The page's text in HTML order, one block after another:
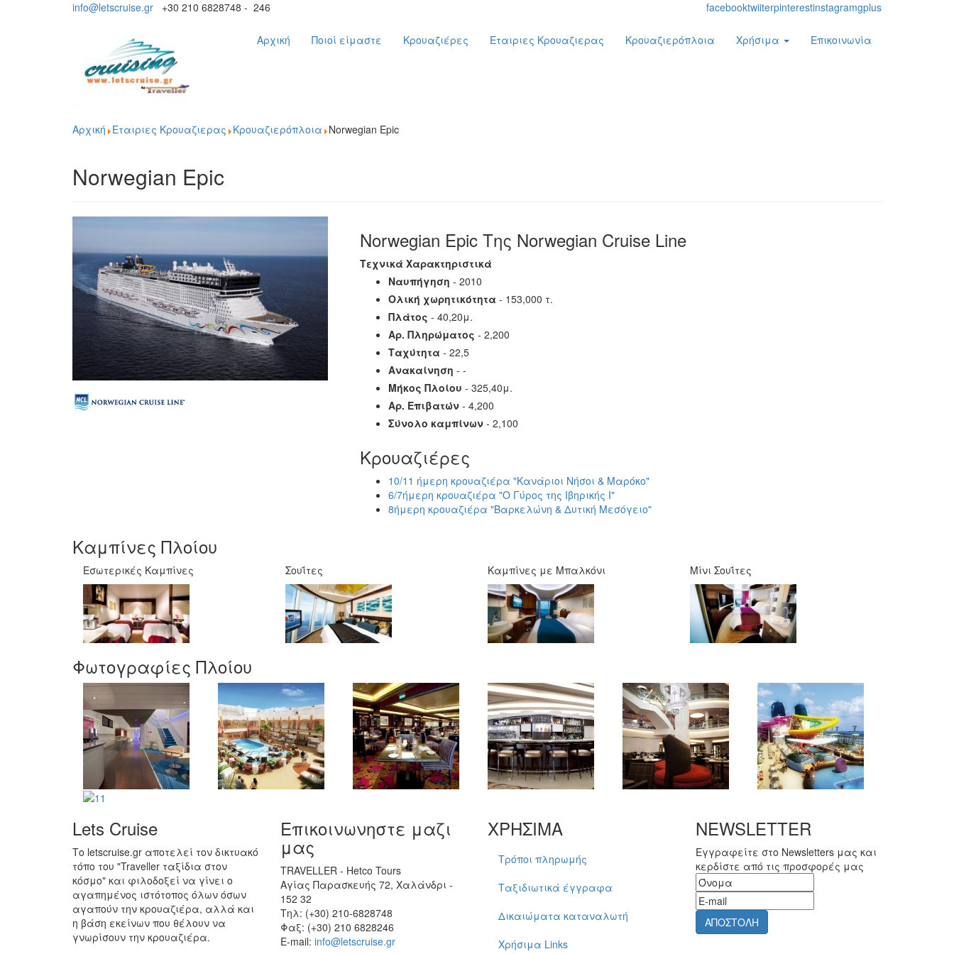
info@letscruise.gr +30 210 6828748 - 246 facebooktwiiterpinterestinstagramgplus
Αρχική Ποιοί είμαστε Κρουαζιέρες Εταιριες Κρουαζιερας Κρουαζιερόπλοια Χρήσιμα Επικοινωνία
Αρχική Εταιριες Κρουαζιερας Κρουαζιερόπλοια Norwegian Epic
Norwegian Epic
Norwegian Epic Της Norwegian Cruise Line
Τεχνικά Χαρακτηριστικά
Ναυπήγηση - 2010
Ολική χωρητικότητα - 153,000 τ.
Πλάτος - 40,20μ.
Αρ. Πληρώματος - 2,200
Ταχύτητα - 22,5
Ανακαίνηση - -
Μήκος Πλοίου - 325,40μ.
Αρ. Επιβατών - 4,200
Σύνολο καμπίνων - 2,100
Κρουαζιέρες
10/11 ήμερη κρουαζιέρα "Κανάριοι Νήσοι & Μαρόκο"
6/7ήμερη κρουαζιέρα "Ο Γύρος της Ιβηρικής Ι"
8ήμερη κρουαζιέρα "Βαρκελώνη & Δυτική Μεσόγειο"
Καμπίνες Πλοίου
Εσωτερικές Καμπίνες Σουΐτες Καμπίνες με Μπαλκόνι Μίνι Σουΐτες
Φωτογραφίες Πλοίου
Lets Cruise
Το letscruise.gr αποτελεί τον δικτυακό
τόπο του "Traveller ταξίδια στον
κόσμο" και φιλοδοξεί να γίνει ο
αγαπημένος ιστότοπος όλων όσων
αγαπούν την κρουαζιέρα, αλλά και
η βάση εκείνων που θέλουν να
γνωρίσουν την κρουαζιέρα.
Επικοινωνηστε μαζι
μας
TRAVELLER - Hetco Tours
Αγίας Παρασκευής 72, Χαλάνδρι -
152 32
Τηλ: (+30) 210-6828748
Φαξ: (+30) 210 6828246
E-mail: info@letscruise.gr
ΧΡΗΣΙΜΑ
Τρόποι πληρωμής
Ταξιδιωτικά έγγραφα
Δικαιώματα καταναλωτή
Χρήσιμα Links
NEWSLETTER
Εγγραφείτε στο Newsletters μας και
κερδίστε από τις προσφορές μας